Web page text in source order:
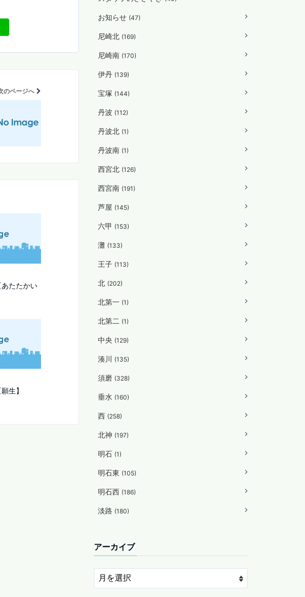
のページへ
たたかい
生】
お知らせ (47)
尼崎北 (169)
尼崎南 (170)
伊丹 (139)
宝塚 (144)
丹波 (112)
丹波北 (1)
丹波南 (1)
西宮北 (126)
西宮南 (191)
芦屋 (145)
六甲 (153)
灘 (133)
王子 (113)
北 (202)
北第一 (1)
北第二 (1)
中央 (129)
湊川 (135)
須磨 (328)
垂水 (160)
西 (258)
北神 (197)
明石 (1)
明石東 (105)
明石西 (186)
淡路 (180)
アーカイブ